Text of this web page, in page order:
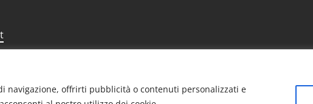
navigazione, offrirti pubblicità o contenuti personalizzati e